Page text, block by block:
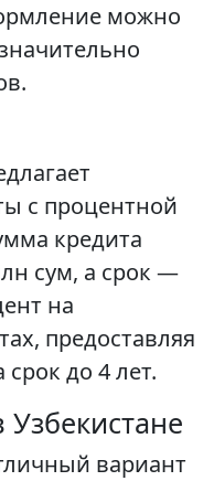
можно
с процентной
кредита
сум, а срок —
на
предоставляя
до 4 лет.
Узбекистане
вариант